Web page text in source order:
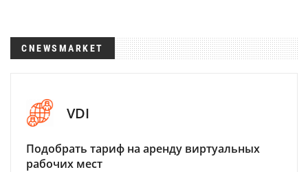
CNEWSMARKET
VDI
Подобрать тариф на аренду виртуальных
рабочих мест